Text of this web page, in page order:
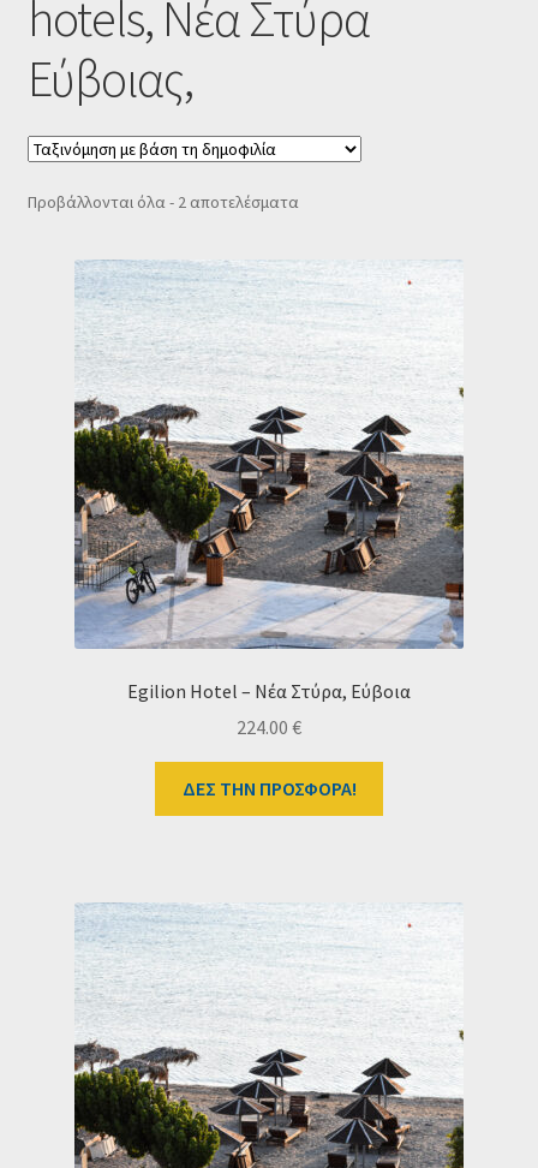
Δελτίο νέων
Επιβεβαίωση εγγραφής στο Newsletter του Dealistas.gr
Επικοινωνία
Καλάθι
Κατάστημα
Ο λογαριασμός μου
Ταμείο
HOME
hotels, Νέα Στύρα
Εύβοιας,
Προβάλλονται όλα - 2 αποτελέσματαSorted
Egilion Hotel – Νέα Στύρα, Εύβοια
224.00 €
ΔΕΣ ΤΗΝ ΠΡΟΣΦΟΡΑ!